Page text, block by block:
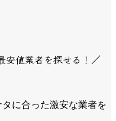
安値業者を探せる！／
に合った激安な業者を